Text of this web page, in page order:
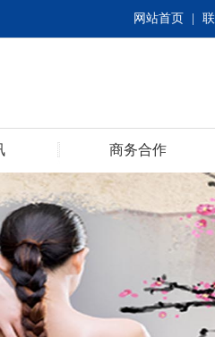
网站首页
商务合作